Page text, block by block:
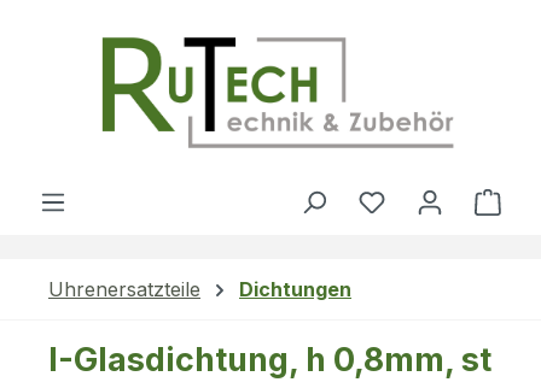
Du hast 0
Uhrenersatzteile Dichtungen
I-Glasdichtung, h 0,8mm, st